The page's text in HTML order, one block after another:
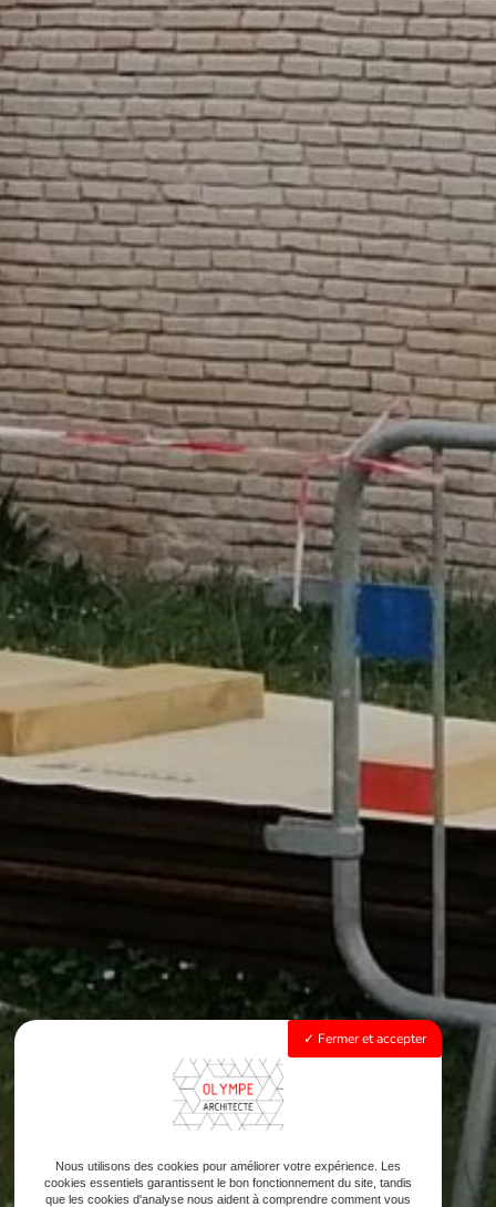
Fermer et accepter
Nous utilisons des cookies pour améliorer votre expérience. Les
cookies essentiels garantissent le bon fonctionnement du site, tandis
que les cookies d'analyse nous aident à comprendre comment vous